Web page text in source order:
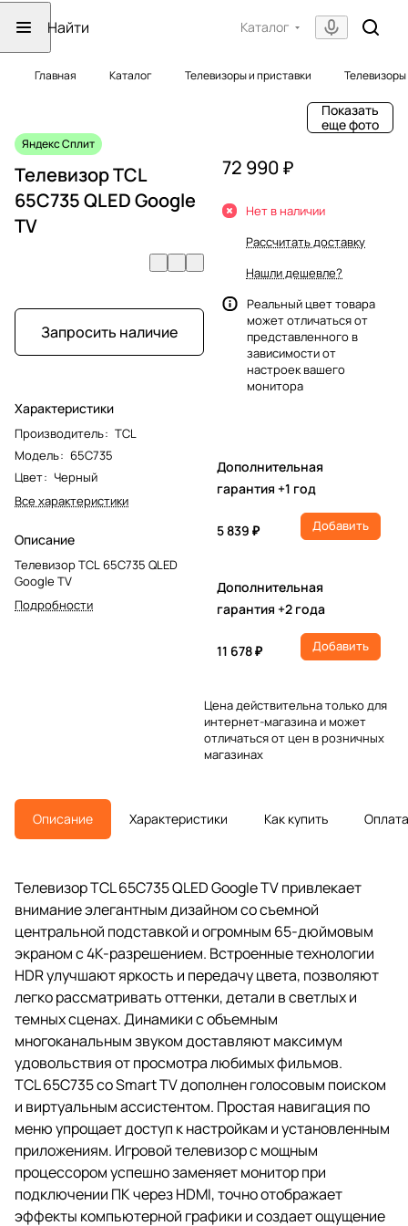
Каталог
Главная Каталог Телевизоры и приставки Телевизоры
Показать
еще фото
Яндекс Сплит
Телевизор TCL
65C735 QLED Google
TV
Запросить наличие
Характеристики
Производитель: TCL
Модель: 65C735
Цвет: Черный
Все характеристики
Описание
Телевизор TCL 65C735 QLED
Google TV
Подробности
72 990 ₽
Нет в наличии
Рассчитать доставку
Нашли дешевле?
Реальный цвет товара
может отличаться от
представленного в
зависимости от
настроек вашего
монитора
Дополнительная
гарантия +1 год
5 839 ₽ Добавить
Дополнительная
гарантия +2 года
11 678 ₽ Добавить
Цена действительна только для
интернет-магазина и может
отличаться от цен в розничных
магазинах
Описание Характеристики Как купить Оплата
Телевизор TCL 65C735 QLED Google TV привлекает
внимание элегантным дизайном со съемной
центральной подставкой и огромным 65-дюймовым
экраном с 4K-разрешением. Встроенные технологии
HDR улучшают яркость и передачу цвета, позволяют
легко рассматривать оттенки, детали в светлых и
темных сценах. Динамики с объемным
многоканальным звуком доставляют максимум
удовольствия от просмотра любимых фильмов.
TCL 65C735 со Smart TV дополнен голосовым поиском
и виртуальным ассистентом. Простая навигация по
меню упрощает доступ к настройкам и установленным
приложениям. Игровой телевизор с мощным
процессором успешно заменяет монитор при
подключении ПК через HDMI, точно отображает
эффекты компьютерной графики и создает ощущение